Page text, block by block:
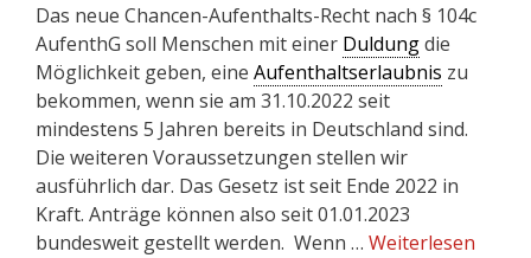
Das neue Chancen-Aufenthalts-Recht nach § 104c
AufenthG soll Menschen mit einer Duldungdie
Möglichkeit geben, eine Aufenthaltserlaubnis zu
bekommen, wenn sie am 31.10.2022 seit
mindestens 5 Jahren bereits in Deutschland sind.
Die weiteren Voraussetzungen stellen wir
ausführlich dar. Das Gesetz ist seit Ende 2022 in
Kraft. Anträge können also seit 01.01.2023
bundesweit gestellt werden. Wenn … Weiterlesen